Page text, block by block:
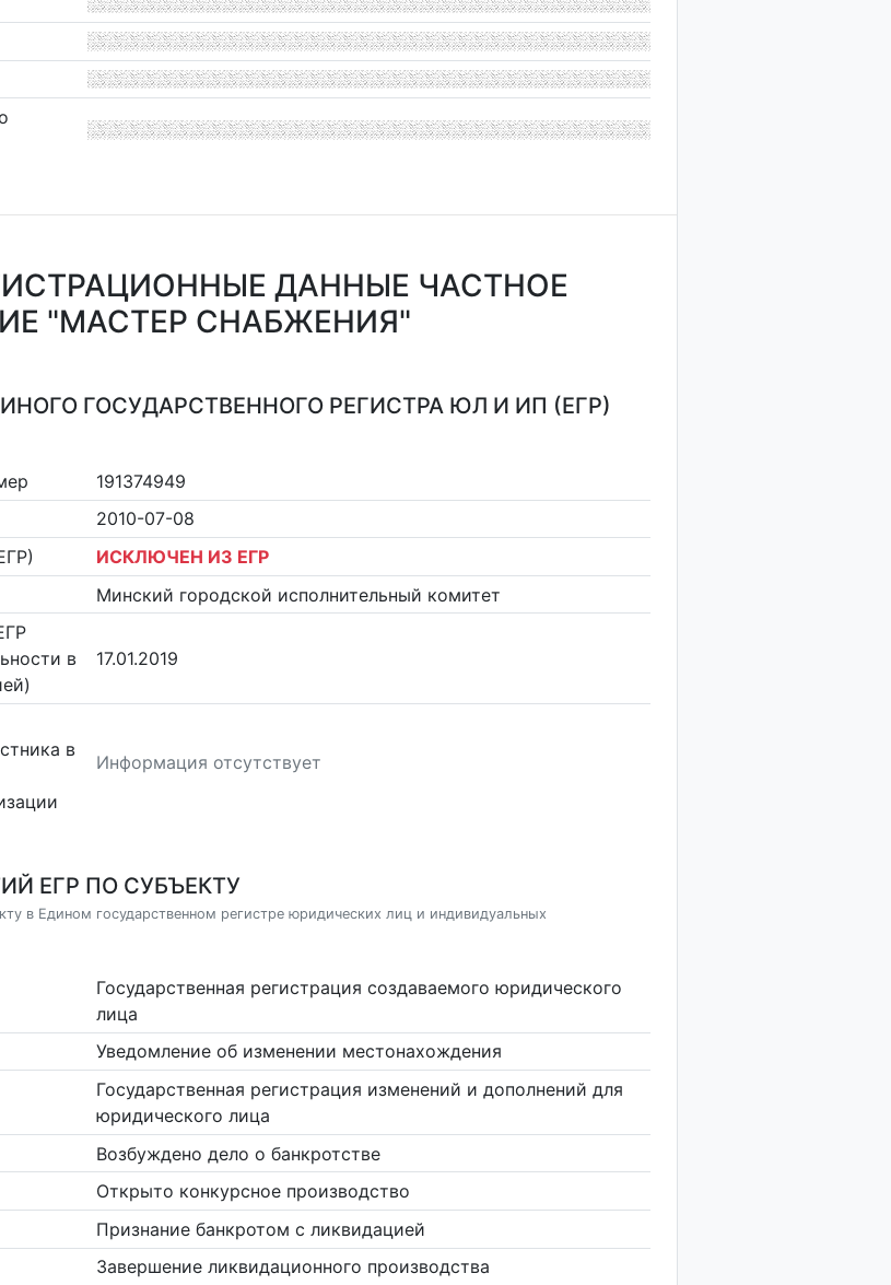
ДАННЫЕ ЧАСТНОЕ
"МАСТЕР СНАБЖЕНИЯ"
ГОСУДАРСТВЕННОГО РЕГИСТРА ЮЛ И ИП (ЕГР)
191374949
2010-07-08
ИСКЛЮЧЕН ИЗ ЕГР
Минский городской исполнительный комитет
в
17.01.2019
в
Информация отсутствует
ЕГР ПО СУБЪЕКТУ
в Едином государственном регистре юридических лиц и индивидуальных
Государственная регистрация создаваемого юридического
лица
Уведомление об изменении местонахождения
Государственная регистрация изменений и дополнений для
юридического лица
Возбуждено дело о банкротстве
Открыто конкурсное производство
Признание банкротом с ликвидацией
Завершение ликвидационного производства